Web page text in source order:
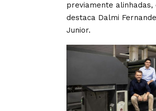
previamente alinhadas,
destaca Dalmi
Junior.